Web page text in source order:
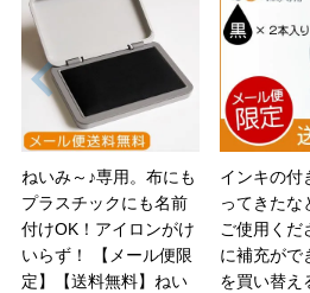
ねいみ～♪専用。布にも
プラスチックにも名前
付けOK！アイロンがけ
いらず！
【メール便限
定】【送料無料】ねい
インキの付
ってきたな
ご使用くだ
に補充がで
を買い替え